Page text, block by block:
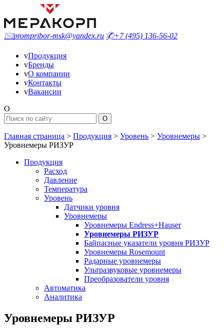
🖂prompribor-msk@yandex.ru ✆+7 (495) 136-56-02
vПродукция
vБренды
vО компании
vКонтакты
vВакансии
O
Главная страница > Продукция > Уровень > Уровнемеры >
Уровнемеры РИЗУР
Продукция
Расход
Давление
Температура
Уровень
Датчики уровня
Уровнемеры
Уровнемеры Endress+Hauser
Уровнемеры РИЗУР
Байпасные указатели уровня РИЗУР
Уровнемеры Rosemount
Радарные уровнемеры
Ультразвуковые уровнемеры
Преобразователи уровня
Автоматика
Аналитика
Уровнемеры РИЗУР